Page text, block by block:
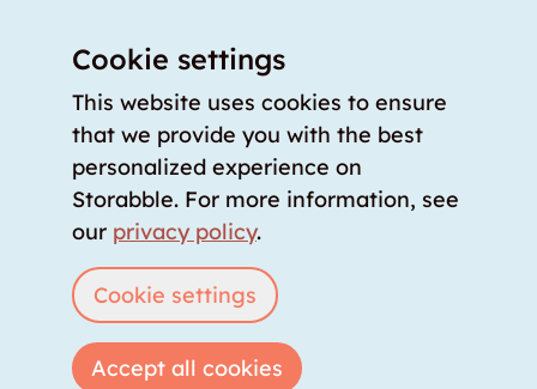
Press coverage
How to calculate the size of a storage room?
How much does a storage room cost?
For storage providers
Login List storage room
Cookie settings
This website uses cookies to ensure
that we provide you with the best
personalized experience on
Storabble. For more information, see
our privacy policy.
Cookie settings
Accept all cookies